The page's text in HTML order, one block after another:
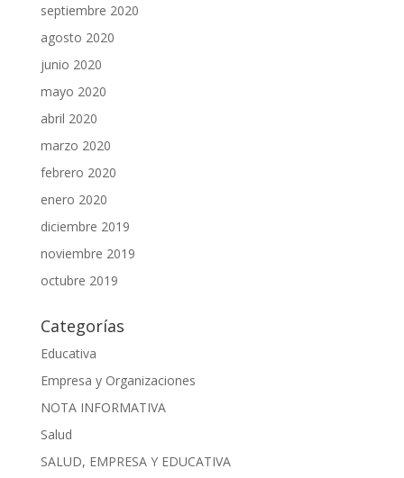
septiembre 2020
agosto 2020
junio 2020
mayo 2020
abril 2020
marzo 2020
febrero 2020
enero 2020
diciembre 2019
noviembre 2019
octubre 2019
Categorías
Educativa
Empresa y Organizaciones
NOTA INFORMATIVA
Salud
SALUD, EMPRESA Y EDUCATIVA